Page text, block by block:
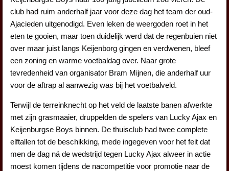
club had ruim anderhalf jaar voor deze dag het team der oud-
Ajacieden uitgenodigd. Even leken de weergoden roet in het
eten te gooien, maar toen duidelijk werd dat de regenbuien niet
over maar juist langs Keijenborg gingen en verdwenen, bleef
een zoning en warme voetbaldag over. Naar grote
tevredenheid van organisator Bram Mijnen, die anderhalf uur
voor de aftrap al aanwezig was bij het voetbalveld.
Terwijl de terreinknecht op het veld de laatste banen afwerkte
met zijn grasmaaier, druppelden de spelers van Lucky Ajax en
Keijenburgse Boys binnen. De thuisclub had twee complete
elftallen tot de beschikking, mede ingegeven voor het feit dat
men de dag ná de wedstrijd tegen Lucky Ajax alweer in actie
moest komen tijdens de nacompetitie voor promotie naar de